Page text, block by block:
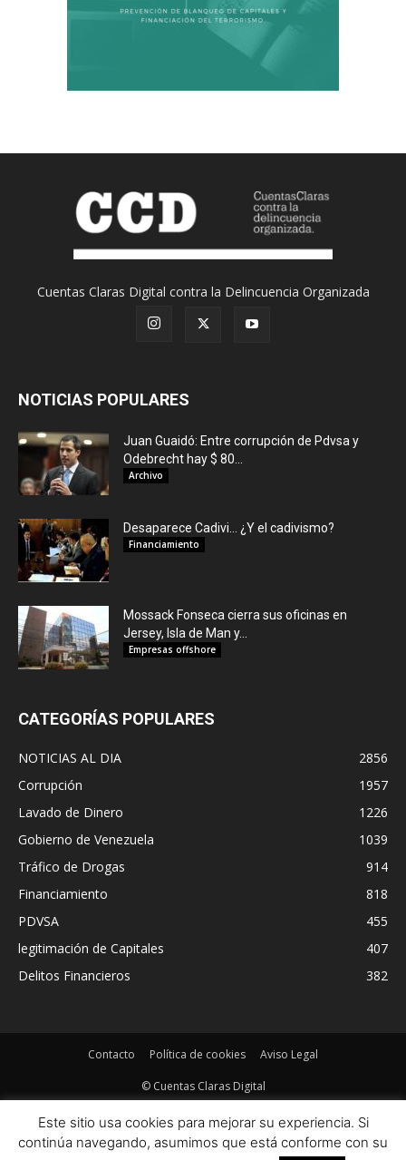
Cuentas Claras Digital contra la Delincuencia Organizada
NOTICIAS POPULARES
Juan Guaidó: Entre corrupción de Pdvsa y
Odebrecht hay $ 80...
Archivo
Desaparece Cadivi… ¿Y el cadivismo?
Financiamiento
Mossack Fonseca cierra sus oficinas en
Jersey, Isla de Man y...
Empresas offshore
CATEGORÍAS POPULARES
NOTICIAS AL DIA
2856
Corrupción
1957
Lavado de Dinero
1226
Gobierno de Venezuela
1039
Tráfico de Drogas
914
Financiamiento
818
PDVSA
455
legitimación de Capitales
407
Delitos Financieros
382
Contacto Política de cookies Aviso Legal
© Cuentas Claras Digital
Este sitio usa cookies para mejorar su experiencia. Si
continúa navegando, asumimos que está conforme con su